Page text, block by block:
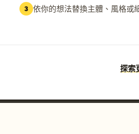
3 依你的想法替換主體、風格或
探索